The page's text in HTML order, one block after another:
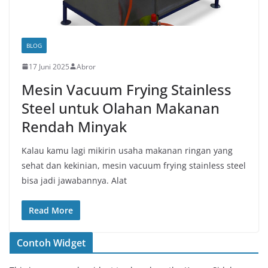
BLOG
17 Juni 2025 Abror
Mesin Vacuum Frying Stainless
Steel untuk Olahan Makanan
Rendah Minyak
Kalau kamu lagi mikirin usaha makanan ringan yang
sehat dan kekinian, mesin vacuum frying stainless steel
bisa jadi jawabannya. Alat
Read More
Contoh Widget